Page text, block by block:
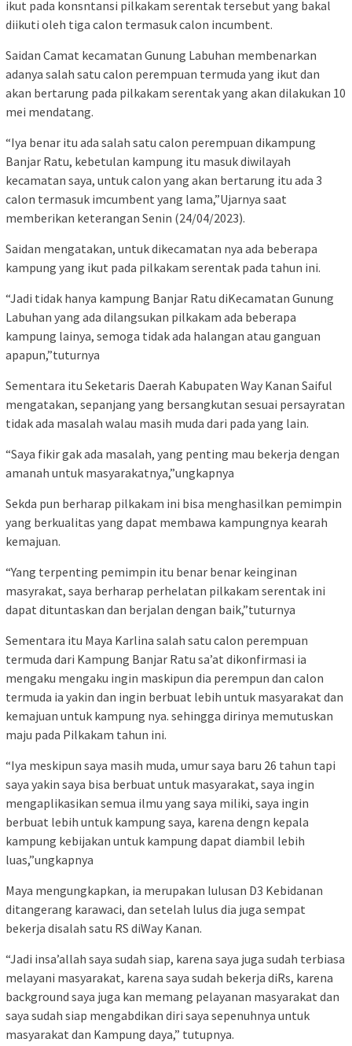
ikut pada konsntansi pilkakam serentak tersebut yang bakal
diikuti oleh tiga calon termasuk calon incumbent.
Saidan Camat kecamatan Gunung Labuhan membenarkan
adanya salah satu calon perempuan termuda yang ikut dan
akan bertarung pada pilkakam serentak yang akan dilakukan 10
mei mendatang.
“Iya benar itu ada salah satu calon perempuan dikampung
Banjar Ratu, kebetulan kampung itu masuk diwilayah
kecamatan saya, untuk calon yang akan bertarung itu ada 3
calon termasuk imcumbent yang lama,”Ujarnya saat
memberikan keterangan Senin (24/04/2023).
Saidan mengatakan, untuk dikecamatan nya ada beberapa
kampung yang ikut pada pilkakam serentak pada tahun ini.
“Jadi tidak hanya kampung Banjar Ratu diKecamatan Gunung
Labuhan yang ada dilangsukan pilkakam ada beberapa
kampung lainya, semoga tidak ada halangan atau ganguan
apapun,”tuturnya
Sementara itu Seketaris Daerah Kabupaten Way Kanan Saiful
mengatakan, sepanjang yang bersangkutan sesuai persayratan
tidak ada masalah walau masih muda dari pada yang lain.
“Saya fikir gak ada masalah, yang penting mau bekerja dengan
amanah untuk masyarakatnya,”ungkapnya
Sekda pun berharap pilkakam ini bisa menghasilkan pemimpin
yang berkualitas yang dapat membawa kampungnya kearah
kemajuan.
“Yang terpenting pemimpin itu benar benar keinginan
masyrakat, saya berharap perhelatan pilkakam serentak ini
dapat dituntaskan dan berjalan dengan baik,”tuturnya
Sementara itu Maya Karlina salah satu calon perempuan
termuda dari Kampung Banjar Ratu sa’at dikonfirmasi ia
mengaku mengaku ingin maskipun dia perempun dan calon
termuda ia yakin dan ingin berbuat lebih untuk masyarakat dan
kemajuan untuk kampung nya. sehingga dirinya memutuskan
maju pada Pilkakam tahun ini.
“Iya meskipun saya masih muda, umur saya baru 26 tahun tapi
saya yakin saya bisa berbuat untuk masyarakat, saya ingin
mengaplikasikan semua ilmu yang saya miliki, saya ingin
berbuat lebih untuk kampung saya, karena dengn kepala
kampung kebijakan untuk kampung dapat diambil lebih
luas,”ungkapnya
Maya mengungkapkan, ia merupakan lulusan D3 Kebidanan
ditangerang karawaci, dan setelah lulus dia juga sempat
bekerja disalah satu RS diWay Kanan.
“Jadi insa’allah saya sudah siap, karena saya juga sudah terbiasa
melayani masyarakat, karena saya sudah bekerja diRs, karena
background saya juga kan memang pelayanan masyarakat dan
saya sudah siap mengabdikan diri saya sepenuhnya untuk
masyarakat dan Kampung daya,” tutupnya.